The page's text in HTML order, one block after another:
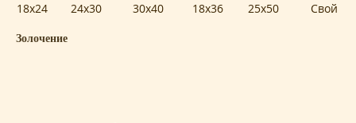
18x24 24x30 30x40 18x36 25x50 Свой
Золочение